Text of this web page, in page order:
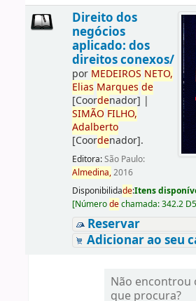
Direito dos
negócios
aplicado: dos
direitos conexos/
por MEDEIROS NETO,
Elias Marques de
[Coordenador] |
SIMÃO FILHO,
Adalberto
[Coordenador].
Editora:São Paulo:
Almedina,2016
Disponibilidade:Itens
[Númerodechamada:342.2
Reservar
Adicionar ao seu
Não encontrou
que procura?